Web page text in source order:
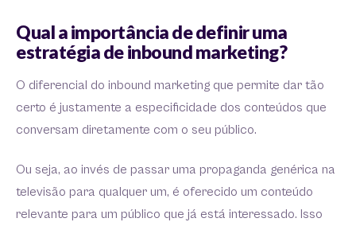
Qual a importância de definir uma
estratégia de inbound marketing?
O diferencial do inbound marketing que permite dar tão
certo é justamente a especificidade dos conteúdos que
conversam diretamente com o seu público.
Ou seja, ao invés de passar uma propaganda genérica na
televisão para qualquer um, é oferecido um conteúdo
relevante para um público que já está interessado. Isso